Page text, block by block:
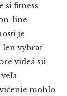
si fitness
line
je
len vybrať
videá sú
mohlo